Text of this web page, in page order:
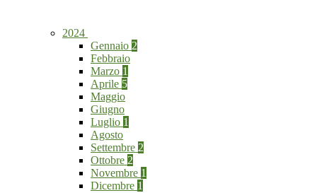
2024
Gennaio 2
Febbraio
Marzo 1
Aprile 5
Maggio
Giugno
Luglio 1
Agosto
Settembre 2
Ottobre 2
Novembre 1
Dicembre 1